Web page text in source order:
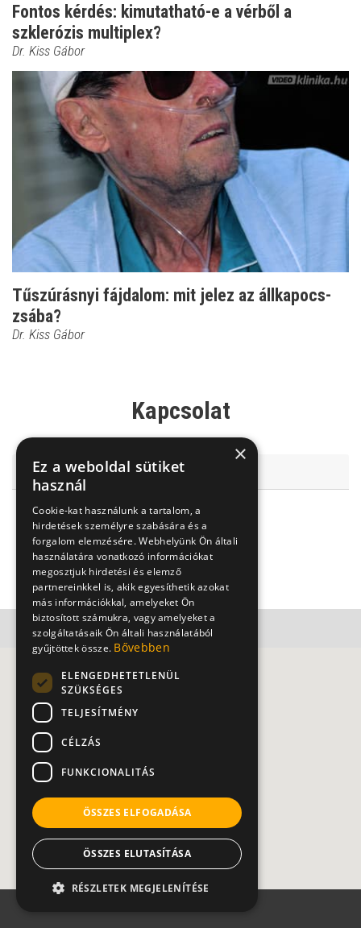
Fontos kérdés: kimutatható-e a vérből a
szklerózis multiplex?
Dr. Kiss Gábor
Tűszúrásnyi fájdalom: mit jelez az állkapocs-
zsába?
Dr. Kiss Gábor
Kapcsolat
Budai Egészségközpont
1126 Budapest, Nagy Jenő u. 8.
+3614895200, +36205912500
info@bhc.hu
https://bhc.hu
×
Ez a weboldal sütiket
használ
Cookie-kat használunk a tartalom, a
hirdetések személyre szabására és a
forgalom elemzésére. Webhelyünk Ön általi
használatára vonatkozó információkat
megosztjuk hirdetési és elemző
partnereinkkel is, akik egyesíthetik azokat
más információkkal, amelyeket Ön
biztosított számukra, vagy amelyeket a
szolgáltatásaik Ön általi használatából
gyűjtöttek össze. Bővebben
ELENGEDHETETLENÜL
SZÜKSÉGES
TELJESÍTMÉNY
CÉLZÁS
FUNKCIONALITÁS
ÖSSZES ELFOGADÁSA
ÖSSZES ELUTASÍTÁSA
RÉSZLETEK MEGJELENÍTÉSE